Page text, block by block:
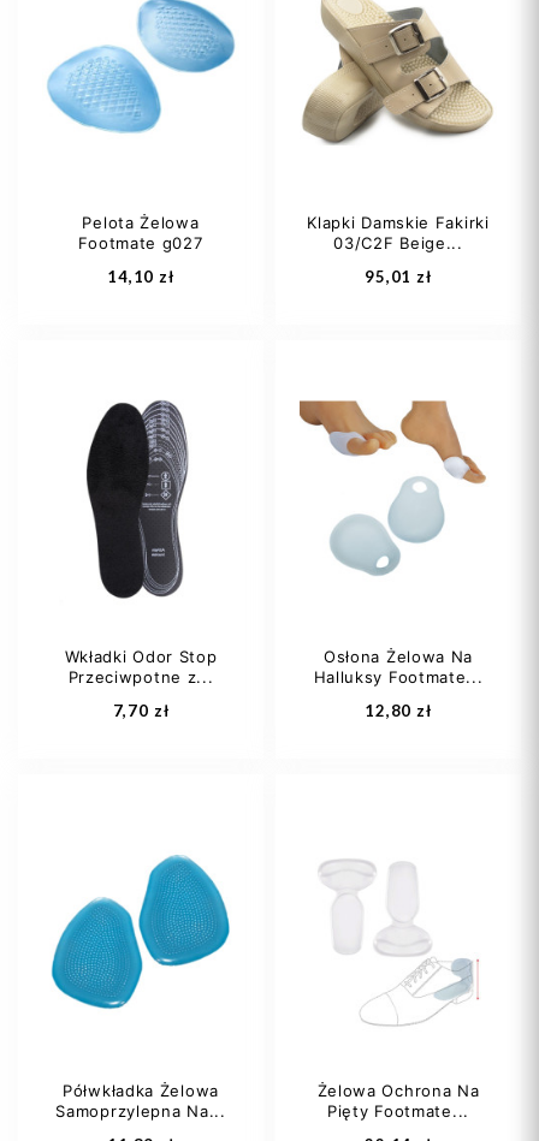
Dodaj do koszyka Dodaj do koszyka
Pelota Żelowa
Footmate g027
14,10 zł
Dodaj do koszyka
Klapki Damskie Fakirki
03/C2F Beige...
95,01 zł
41
Dodaj do koszyka
Wkładki Odor Stop
Przeciwpotne z...
7,70 zł
Dodaj do koszyka
Osłona Żelowa Na
Halluksy Footmate...
12,80 zł
Dodaj do koszyka
Półwkładka Żelowa
Samoprzylepna Na...
Żelowa Ochrona Na
Pięty Footmate...